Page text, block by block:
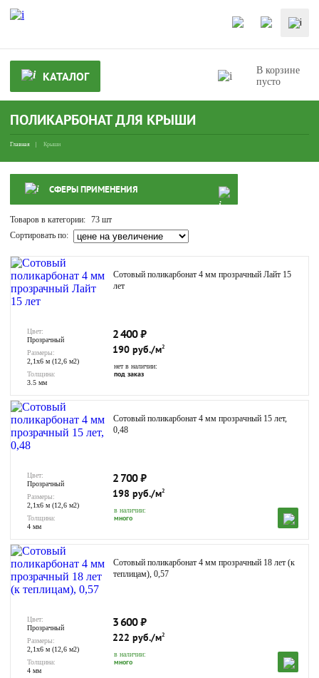
КАТАЛОГ
В корзине
пусто
ПОЛИКАРБОНАТ ДЛЯ КРЫШИ
Главная Крыши
СФЕРЫ ПРИМЕНЕНИЯ
Товаров в категории: 73 шт
Сортировать по:
Сотовый поликарбонат 4 мм прозрачный Лайт 15
лет
Цвет:
Прозрачный
Размеры:
2,1х6 м (12,6 м2)
Толщина:
3.5 мм
2 400₽
190 руб./м2
нет в наличии:
под заказ
Сотовый поликарбонат 4 мм прозрачный 15 лет,
0,48
Цвет:
Прозрачный
Размеры:
2,1х6 м (12,6 м2)
Толщина:
4 мм
2 700₽
198 руб./м2
в наличии:
много
Сотовый поликарбонат 4 мм прозрачный 18 лет (к
теплицам), 0,57
Цвет:
Прозрачный
Размеры:
2,1х6 м (12,6 м2)
Толщина:
4 мм
3 600₽
222 руб./м2
в наличии:
много